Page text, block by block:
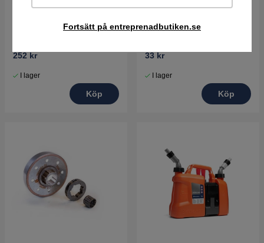
Fortsätt på entreprenadbutiken.se
Vibrationsisolator
252 kr
I lager
Köp
Dekal 5373704-01
33 kr
I lager
Köp